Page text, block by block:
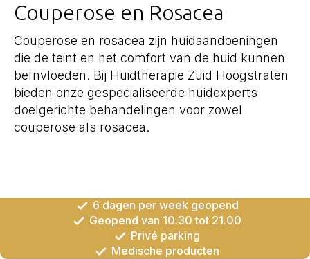
Couperose en Rosacea
Couperose en rosacea zijn huidaandoeningen
die de teint en het comfort van de huid kunnen
beïnvloeden. Bij Huidtherapie Zuid Hoogstraten
bieden onze gespecialiseerde huidexperts
doelgerichte behandelingen voor zowel
couperose als rosacea.
6 dagen per week geopend
Geopend van 10.30 tot 21.00
Privé parking
Medische producten